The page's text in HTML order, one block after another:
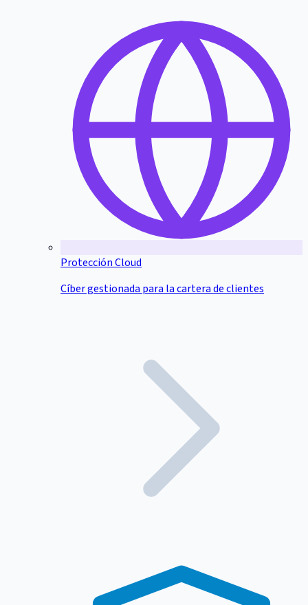
Protección Cloud
Cíber gestionada para la cartera de clientes